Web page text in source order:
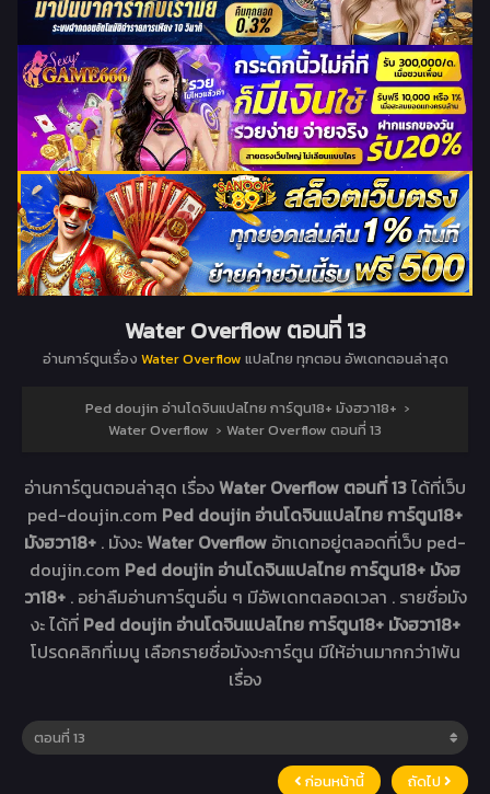
Water Overflow ตอนที่ 13
อ่านการ์ตูนเรื่อง Water Overflow แปลไทย ทุกตอน อัพเดทตอนล่าสุด
Ped doujin อ่านโดจินแปลไทย การ์ตูน18+ มังฮวา18+ ›
Water Overflow › Water Overflow ตอนที่ 13
อ่านการ์ตูนตอนล่าสุด เรื่องWater Overflow ตอนที่ 13ได้ที่เว็บ
ped-doujin.com Ped doujin อ่านโดจินแปลไทย การ์ตูน18+
มังฮวา18+ . มังงะWater Overflow อัทเดทอยู่ตลอดที่เว็บ ped-
doujin.com Ped doujin อ่านโดจินแปลไทย การ์ตูน18+ มังฮ
วา18+ . อย่าลืมอ่านการ์ตูนอื่น ๆ มีอัพเดทตลอดเวลา . รายชื่อมัง
งะ ได้ที่ Ped doujin อ่านโดจินแปลไทย การ์ตูน18+ มังฮวา18+
โปรดคลิกที่เมนู เลือกรายชื่อมังงะการ์ตูน มีให้อ่านมากกว่า1พัน
เรื่อง
ก่อนหน้านี้ ถัดไป